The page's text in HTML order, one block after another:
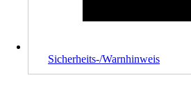
Sicherheits-/Warnhinweis